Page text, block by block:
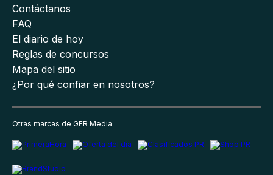
Contáctanos
FAQ
El diario de hoy
Reglas de concursos
Mapa del sitio
¿Por qué confiar en nosotros?
Otras marcas de GFR Media